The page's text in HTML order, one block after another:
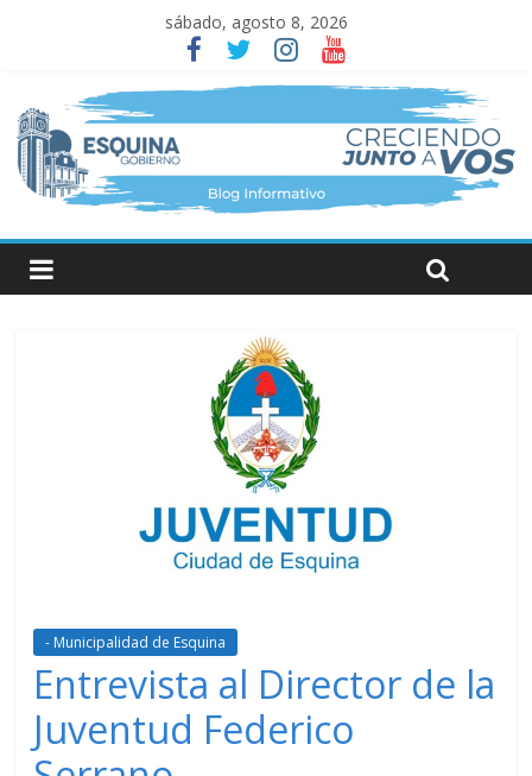
sábado, agosto 8, 2026
- Municipalidad de Esquina
Entrevista al Director de la
Juventud Federico